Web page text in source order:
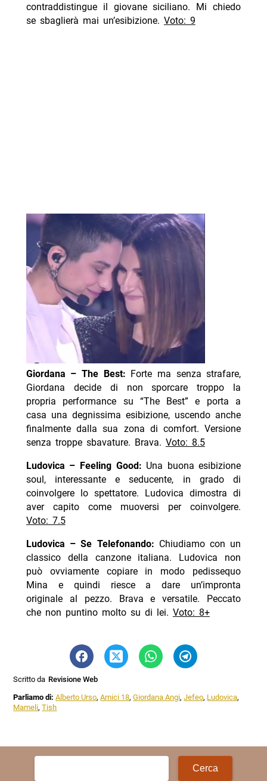
contraddistingue il giovane siciliano. Mi chiedo
se sbaglierà mai un’esibizione. Voto: 9
Giordana – The Best: Forte ma senza strafare,
Giordana decide di non sporcare troppo la
propria performance su “The Best” e porta a
casa una degnissima esibizione, uscendo anche
finalmente dalla sua zona di comfort. Versione
senza troppe sbavature. Brava. Voto: 8.5
Ludovica – Feeling Good: Una buona esibizione
soul, interessante e seducente, in grado di
coinvolgere lo spettatore. Ludovica dimostra di
aver capito come muoversi per coinvolgere.
Voto: 7.5
Ludovica – Se Telefonando: Chiudiamo con un
classico della canzone italiana. Ludovica non
può ovviamente copiare in modo pedissequo
Mina e quindi riesce a dare un’impronta
originale al pezzo. Brava e versatile. Peccato
che non puntino molto su di lei. Voto: 8+
Scritto da Revisione Web
Parliamo di:Alberto Urso,Amici 18,Giordana Angi,Jefeo, Ludovica,
Mameli,Tish